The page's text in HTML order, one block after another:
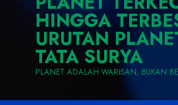
HINGGA
URUTAN
TATA SURYA
PLANET ADALAH WARISAN, BUKAN